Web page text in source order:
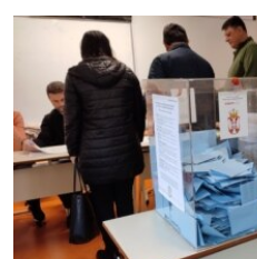
INFOGRAFIKE
KINA NA BALKANU
RSE PRIČE IZ SVIJETA
ISPRIČAJ MI
DNEVNO@RSE
SPECIJALI RSE
VIŠE OD NASLOVA
PRATITE NAS